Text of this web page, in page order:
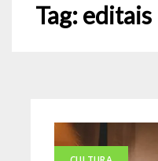
Tag:editais